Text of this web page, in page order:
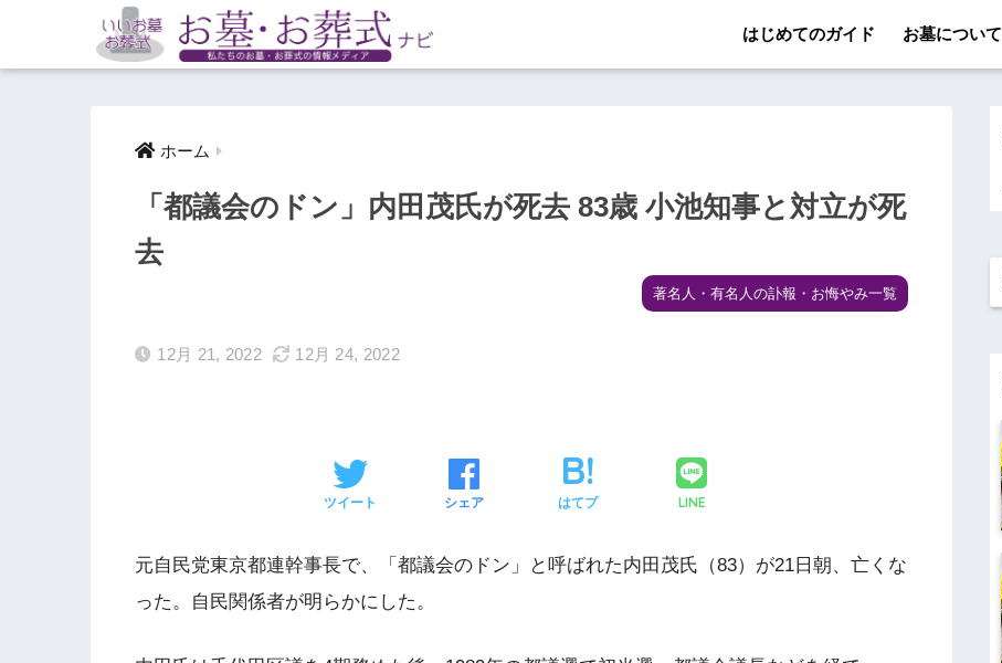
はじめてのガイド お墓について
ホーム
「都議会のドン」内田茂氏が死去 83歳 小池知事と対立が死
去
著名人・有名人の訃報・お悔やみ一覧
12月 21, 2022 12月 24, 2022
ツイート シェア はてブ LINE
元自民党東京都連幹事長で、「都議会のドン」と呼ばれた内田茂氏（83）が21日朝、亡くな
った。自民関係者が明らかにした。